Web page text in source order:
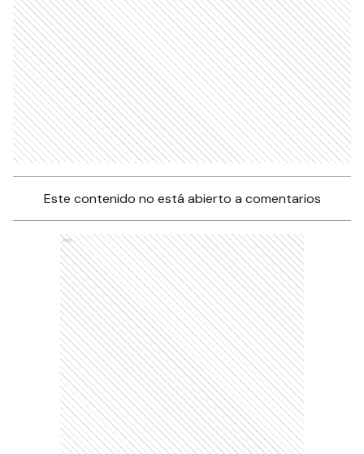
Este contenido no está abierto a comentarios
Ads